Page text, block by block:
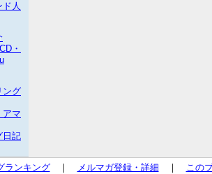
人
・
ング
マ
日記
ランキング｜ メルマガ登録・詳細 ｜ この